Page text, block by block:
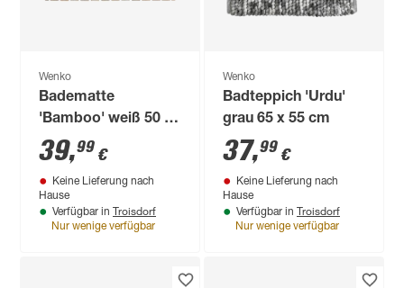
Wenko
Badematte
'Bamboo' weiß 50 x
80 cm
39,99 €
Keine Lieferung nach
Hause
Verfügbar in Troisdorf
Nur wenige verfügbar
Wenko
Badteppich 'Urdu'
grau 65 x 55 cm
37,99 €
Keine Lieferung nach
Hause
Verfügbar in Troisdorf
Nur wenige verfügbar